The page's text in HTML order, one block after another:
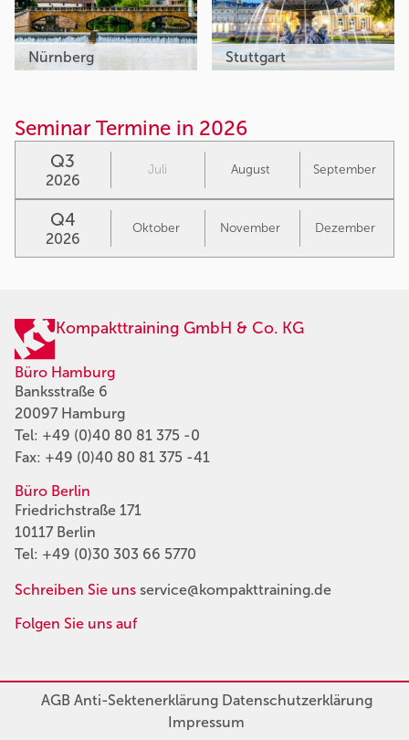
Nürnberg Stuttgart
Seminar Termine in 2026
Q3
2026
Juli August September
Q4
2026
Oktober November Dezember
Kompakttraining GmbH & Co. KG
Büro Hamburg
Banksstraße 6
20097 Hamburg
Tel: +49 (0)40 80 81 375 -0
Fax: +49 (0)40 80 81 375 -41
Büro Berlin
Friedrichstraße 171
10117 Berlin
Tel: +49 (0)30 303 66 5770
Schreiben Sie uns service@kompakttraining.de
Folgen Sie uns auf
AGBAnti-SektenerklärungDatenschutzerklärung
Impressum